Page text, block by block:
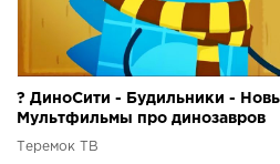
? ДиноСити - Будильники -
Мультфильмы про динозавров
Теремок ТВ